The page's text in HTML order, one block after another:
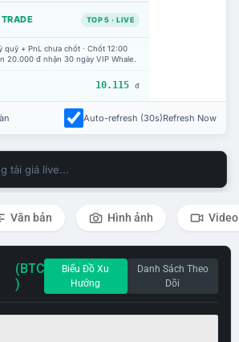
TOP 5 · LIVE
quỹ + PnL chưa chốt · Chốt 12:00
20.000 đ nhận 30 ngày VIP Whale.
10.115 đ
Auto-refresh (30s)Refresh Now
tải giá live...
Văn bản Hình ảnh Video
(BTC
)
Biểu Đồ Xu
Hướng
Danh Sách Theo
Dõi